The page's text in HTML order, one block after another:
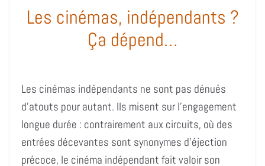
Les cinémas, indépendants ?
Ça dépend…
Les cinémas indépendants ne sont pas dénués
d’atouts pour autant. Ils misent sur l’engagement
longue durée : contrairement aux circuits, où des
entrées décevantes sont synonymes d’éjection
précoce, le cinéma indépendant fait valoir son